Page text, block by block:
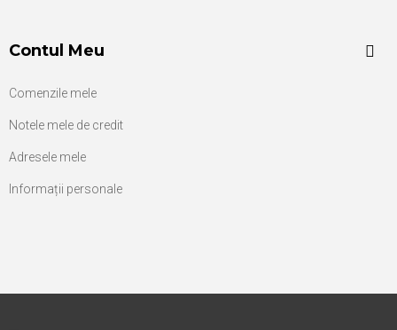
Contul Meu
Comenzile mele
Notele mele de credit
Adresele mele
Informații personale